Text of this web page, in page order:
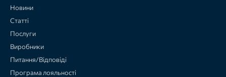
Новини
Статті
Послуги
Виробники
Питання/Відповіді
Програма лояльності